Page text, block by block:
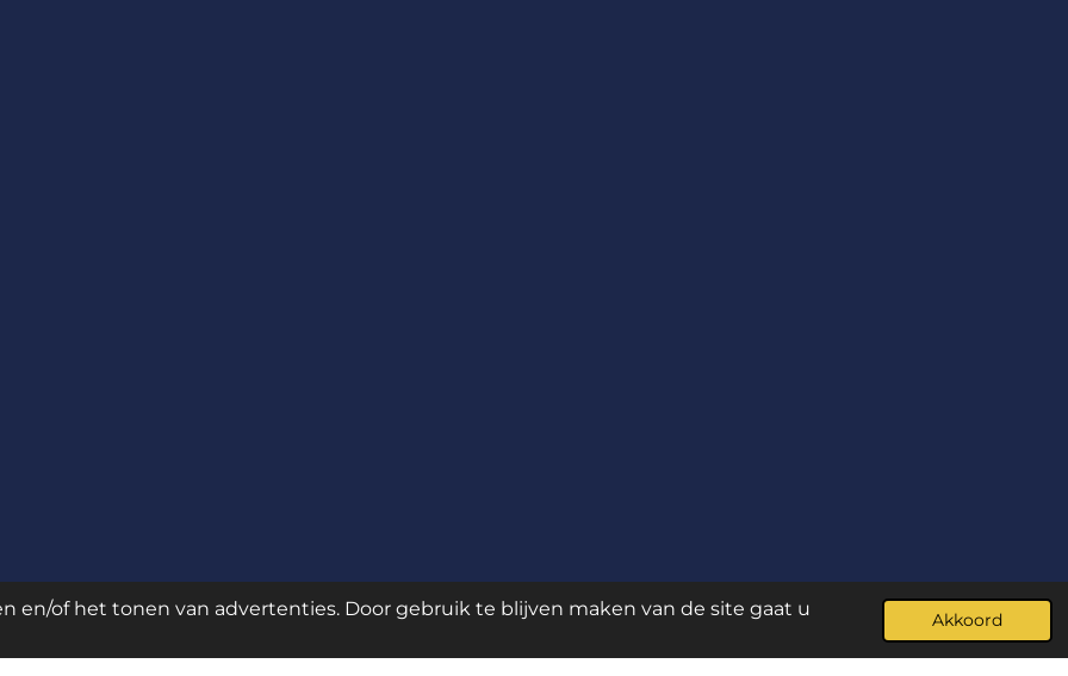
en/of het tonen van advertenties. Door gebruik te blijven maken van de site gaat u
Akkoord